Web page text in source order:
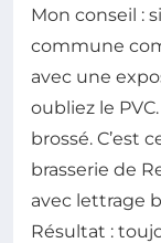
Mon conseil :
commune
avec une
oubliez le
brossé. C’est
brasserie de
avec lettrage
Résultat :